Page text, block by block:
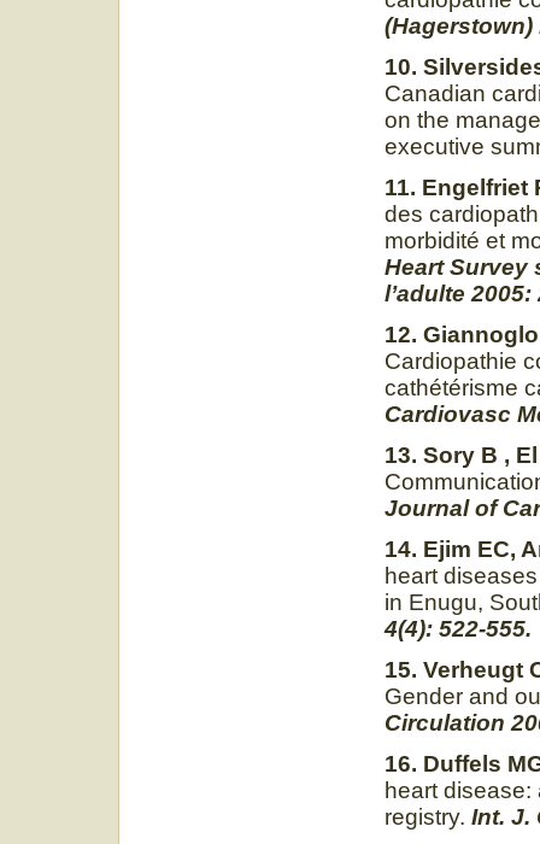
(Hagerstown)
10.
Canadian
on the
executive
11. Engelfriet
des
morbidité et
Heart Survey
l’adulte 2005:
12.
Cardiopathie
cathétérisme
Cardiovasc
13. Sory B ,
Journal of
14. Ejim EC,
heart
in Enugu,
4(4): 522-555.
15. Verheugt
Gender and
Circulation
16. Duffels
heart
registry. Int. J.